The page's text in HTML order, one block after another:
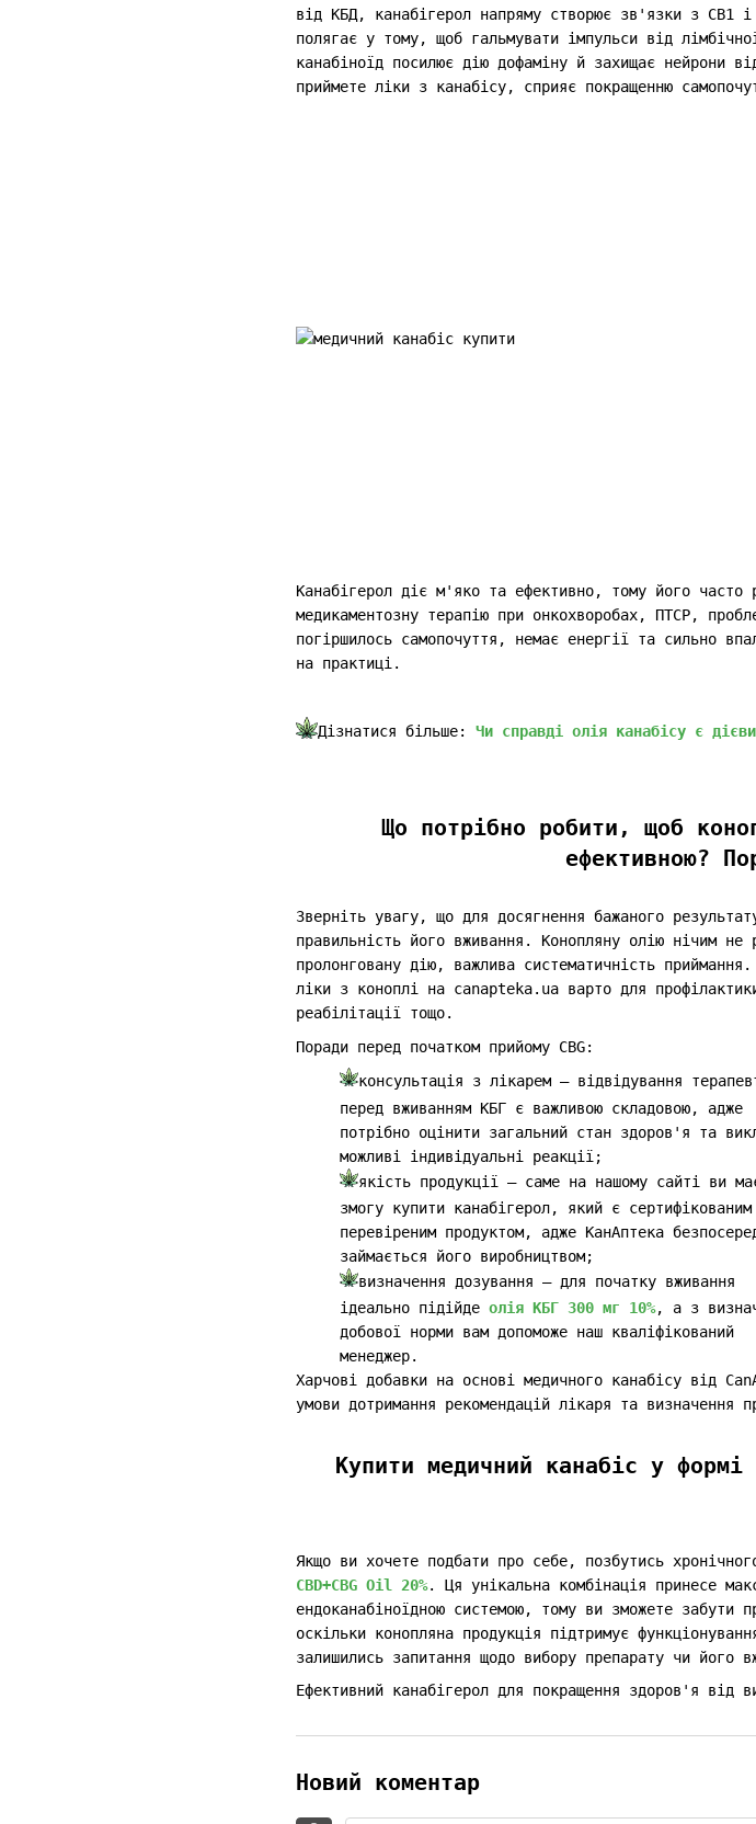
від КБД, канабігерол напряму створює зв'язки з CB1
полягає у тому, щоб гальмувати імпульси від
канабіноїд посилює дію дофаміну й захищає нейрони
приймете ліки з канабісу, сприяє покращенню
Канабігерол діє м'яко та ефективно, тому його часто
медикаментозну терапію при онкохворобах, ПТСР,
погіршилось самопочуття, немає енергії та сильно
на практиці.
Дізнатися більше: Чи справді олія канабісу є
Що потрібно робити, щоб
ефективною?
Зверніть увагу, що для досягнення бажаного
правильність його вживання. Конопляну олію нічим
пролонговану дію, важлива систематичність
ліки з коноплі на canapteka.ua варто для
реабілітації тощо.
Поради перед початком прийому CBG:
консультація з лікарем – відвідування
перед вживанням КБГ є важливою складовою, адже
потрібно оцінити загальний стан здоров'я та
можливі індивідуальні реакції;
якість продукції – саме на нашому сайті ви
змогу купити канабігерол, який є сертифікованим
перевіреним продуктом, адже КанАптека
займається його виробництвом;
визначення дозування – для початку вживання
ідеально підійде олія КБГ 300 мг 10%, а з
добової норми вам допоможе наш кваліфікований
менеджер.
Харчові добавки на основі медичного канабісу від
умови дотримання рекомендацій лікаря та визначення
Купити медичний канабіс у
Якщо ви хочете подбати про себе, позбутись
CBD+CBG Oil 20%. Ця унікальна комбінація принесе
ендоканабіноїдною системою, тому ви зможете
оскільки конопляна продукція підтримує
залишились запитання щодо вибору препарату чи його
Ефективний канабігерол для покращення здоров'я від
Новий коментар